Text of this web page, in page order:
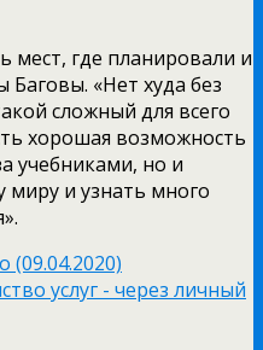
мест, где планировали и
«Нет худа без
сложный для всего
хорошая возможность
учебниками, но и
миру и узнать много
(09.04.2020)
услуг - через личный